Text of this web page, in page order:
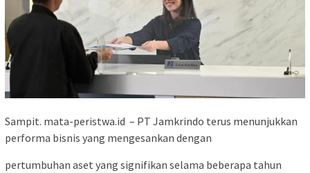
Sampit. mata-peristwa.id – PT Jamkrindo terus menunjukkan
performa bisnis yang mengesankan dengan
pertumbuhan aset yang signifikan selama beberapa tahun